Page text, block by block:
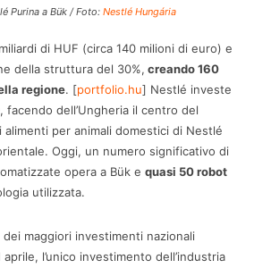
Purina a Bük / Foto: Nestlé Hungária
di HUF (circa 140 milioni di euro) e
della struttura del 30%, creando 160
regione. [portfolio.hu] Nestlé investe
facendo dell’Ungheria il centro del
per animali domestici di Nestlé
Oggi, un numero significativo di
opera a Bük e quasi 50 robot
utilizzata.
maggiori investimenti nazionali
l’unico investimento dell’industria